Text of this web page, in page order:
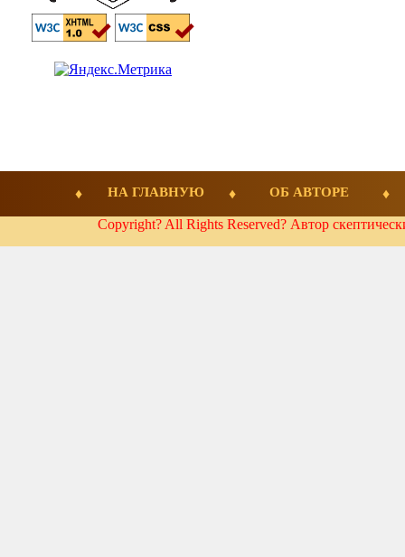
НА ГЛАВНУЮ ОБ АВТОРЕ
Copyright? All Rights Reserved? Автор